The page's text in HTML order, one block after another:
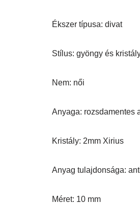
Ékszer típusa: divat
Stílus: gyöngy és
Nem: női
Anyaga: rozsdamentes
Kristály: 2mm Xirius
Anyag tulajdonsága:
Méret: 10 mm